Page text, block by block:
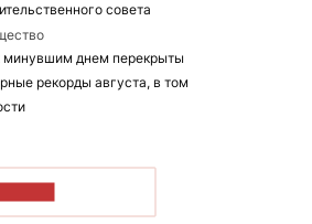
совета
минувшим днем перекрыты
рекорды августа, в том